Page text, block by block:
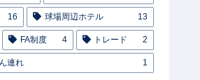
16 球場周辺ホテル 13
FA制度 4 トレード 2
連れ 1